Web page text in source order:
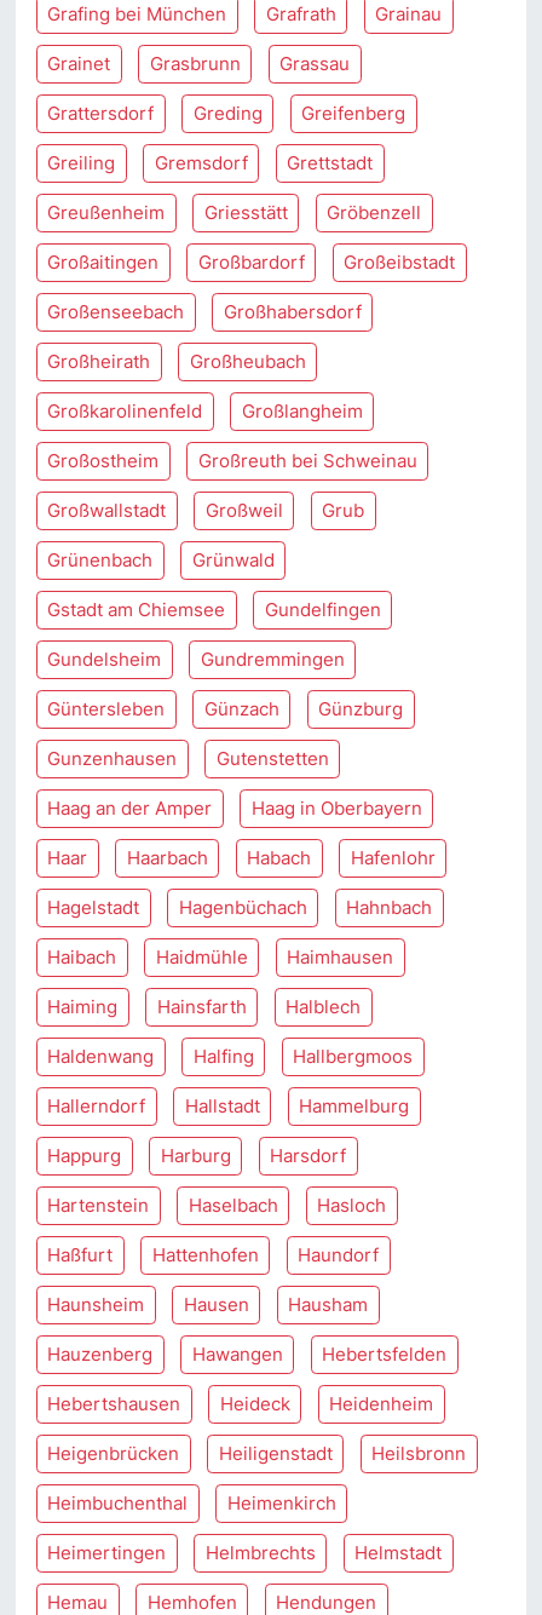
Grafing bei München Grafrath Grainau
Grainet Grasbrunn Grassau
Grattersdorf Greding Greifenberg
Greiling Gremsdorf Grettstadt
Greußenheim Griesstätt Gröbenzell
Großaitingen Großbardorf Großeibstadt
Großenseebach Großhabersdorf
Großheirath Großheubach
Großkarolinenfeld Großlangheim
Großostheim Großreuth bei Schweinau
Großwallstadt Großweil Grub
Grünenbach Grünwald
Gstadt am Chiemsee Gundelfingen
Gundelsheim Gundremmingen
Güntersleben Günzach Günzburg
Gunzenhausen Gutenstetten
Haag an der Amper Haag in Oberbayern
Haar Haarbach Habach Hafenlohr
Hagelstadt Hagenbüchach Hahnbach
Haibach Haidmühle Haimhausen
Haiming Hainsfarth Halblech
Haldenwang Halfing Hallbergmoos
Hallerndorf Hallstadt Hammelburg
Happurg Harburg Harsdorf
Hartenstein Haselbach Hasloch
Haßfurt Hattenhofen Haundorf
Haunsheim Hausen Hausham
Hauzenberg Hawangen Hebertsfelden
Hebertshausen Heideck Heidenheim
Heigenbrücken Heiligenstadt Heilsbronn
Heimbuchenthal Heimenkirch
Heimertingen Helmbrechts Helmstadt
Hemau Hemhofen Hendungen